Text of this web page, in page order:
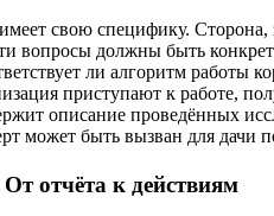
свою специфику. Сторона,
вопросы должны быть
ли алгоритм работы
приступают к работе,
описание проведённых
может быть вызван для дачи
отчёта к действиям